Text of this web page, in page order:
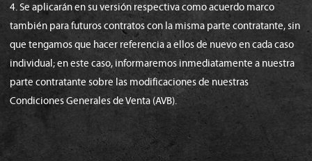
4. Se aplicarán en su versión respectiva como acuerdo marco
también para futuros contratos con la misma parte contratante, sin
que tengamos que hacer referencia a ellos de nuevo en cada caso
individual; en este caso, informaremos inmediatamente a nuestra
parte contratante sobre las modificaciones de nuestras
Condiciones Generales de Venta (AVB).